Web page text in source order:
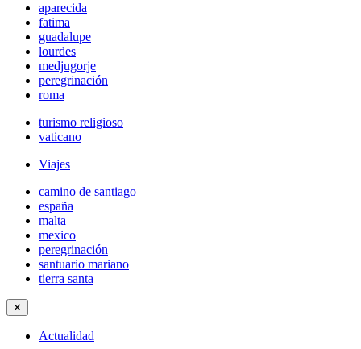
aparecida
fatima
guadalupe
lourdes
medjugorje
peregrinación
roma
turismo religioso
vaticano
Viajes
camino de santiago
españa
malta
mexico
peregrinación
santuario mariano
tierra santa
✕
Actualidad